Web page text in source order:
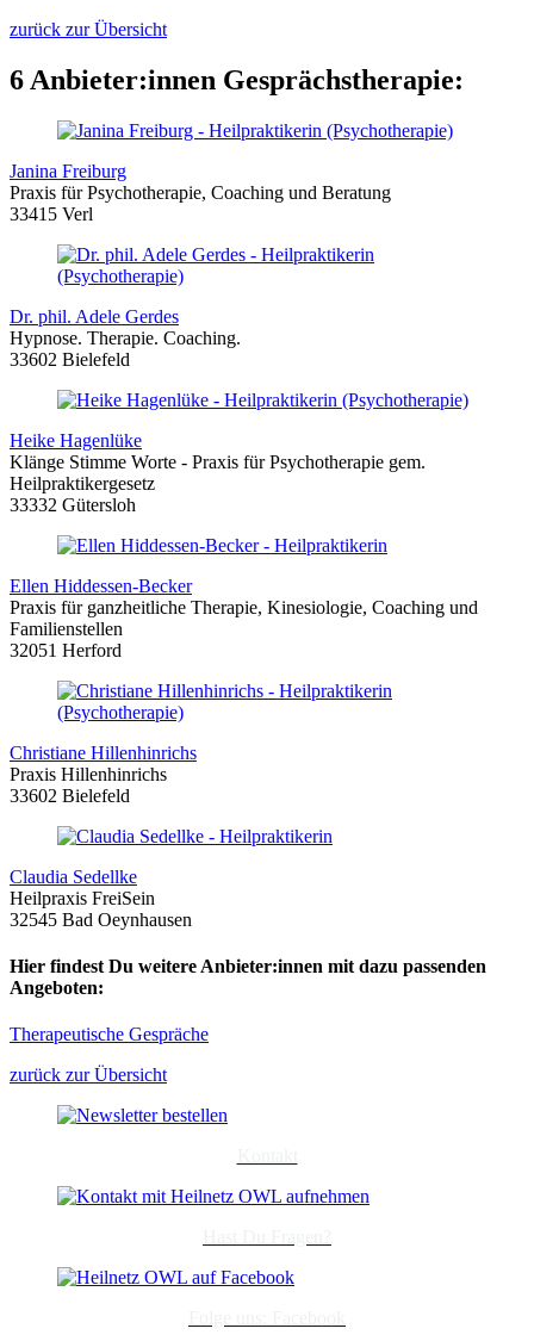
zurück zur Übersicht
6 Anbieter:innen Gesprächstherapie:
Janina Freiburg
Praxis für Psychotherapie, Coaching und Beratung
33415 Verl
Dr. phil. Adele Gerdes
Hypnose. Therapie. Coaching.
33602 Bielefeld
Heike Hagenlüke
Klänge Stimme Worte - Praxis für Psychotherapie gem.
Heilpraktikergesetz
33332 Gütersloh
Ellen Hiddessen-Becker
Praxis für ganzheitliche Therapie, Kinesiologie, Coaching und
Familienstellen
32051 Herford
Christiane Hillenhinrichs
Praxis Hillenhinrichs
33602 Bielefeld
Claudia Sedellke
Heilpraxis FreiSein
32545 Bad Oeynhausen
Hier findest Du weitere Anbieter:innen mit dazu passenden
Angeboten:
Therapeutische Gespräche
zurück zur Übersicht